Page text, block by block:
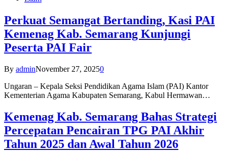
Perkuat Semangat Bertanding, Kasi PAI
Kemenag Kab. Semarang Kunjungi
Peserta PAI Fair
By adminNovember 27, 20250
Ungaran – Kepala Seksi Pendidikan Agama Islam (PAI) Kantor
Kementerian Agama Kabupaten Semarang, Kabul Hermawan…
Kemenag Kab. Semarang Bahas Strategi
Percepatan Pencairan TPG PAI Akhir
Tahun 2025 dan Awal Tahun 2026